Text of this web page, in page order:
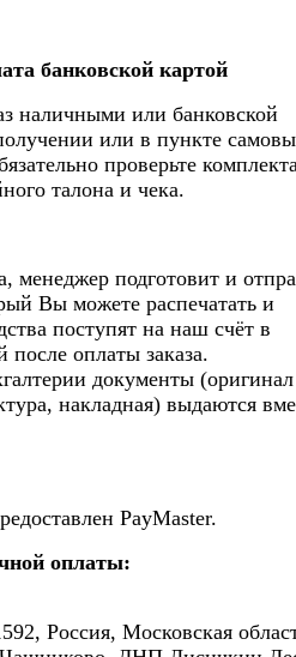
банковской картой
наличными или банковской
или в пункте
проверьте
талона и чека.
менеджер подготовит и
Вы можете распечатать и
поступят на наш счёт в
после оплаты заказа.
документы (оригинал
накладная) выдаются
PayMaster.
оплаты:
Россия, Московская